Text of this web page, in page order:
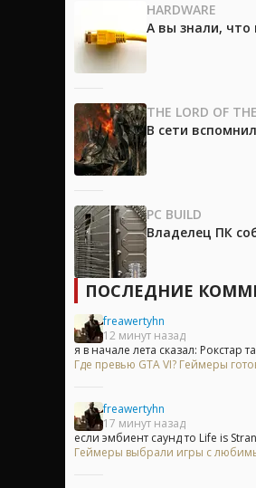
HARDWARE
А вы знали,
THE LORD OF
В сети
PC BUILD
Владелец ПК
ПОСЛЕДНИЕ
freawertyhn
12 минут назад
я в начале лета сказал: Рокстар
Где превью GTA VI? Геймеры
freawertyhn
17 минут назад
если эмбиент саунд то Life is
Геймеры выбрали игры с